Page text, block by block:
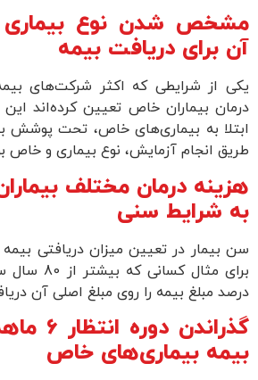
مشخص شدن نوع
آن برای دریافت بیمه
یکی از شرایطی که اکثر شرکت‌های
درمان بیماران خاص تعیین کرده‌اند
ابتلا به بیماری‌های خاص، تحت پوشش
طریق انجام آزمایش، نوع بیماری و خاص
هزینه درمان مختلف
به شرایط سنی
سن بیمار در تعیین میزان دریافتی بیمه
درصد مبلغ بیمه را روی مبلغ اصلی آن
گذراندن
بیمه بیماری‌های خاص